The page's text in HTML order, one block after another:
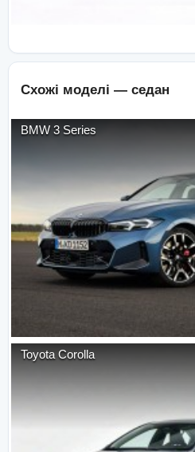
Схожі моделі — седан
BMW 3 Series
Toyota Corolla